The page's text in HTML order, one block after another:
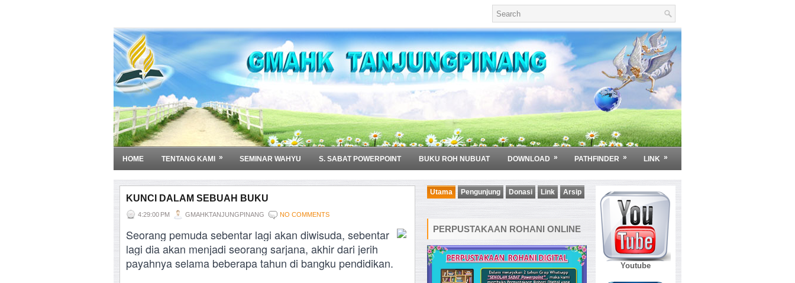
HOME TENTANG KAMI » SEMINAR WAHYU S. SABAT POWERPOINT BUKU ROH NUBUAT DOWNLOAD » PATHFINDER » LINK »
KUNCI DALAM SEBUAH BUKU
4:29:00 PM GMAHKTANJUNGPINANG NO COMMENTS
Seorang pemuda sebentar lagi akan diwisuda, sebentar
lagi dia akan menjadi seorang sarjana, akhir dari jerih
payahnya selama beberapa tahun di bangku pendidikan.
Utama Pengunjung Donasi Link Arsip
PERPUSTAKAAN ROHANI ONLINE
Youtube